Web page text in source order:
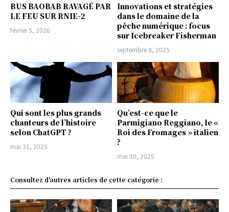
BUS BAOBAB RAVAGÉ PAR
LE FEU SUR RNIE-2
février 5, 2026
Innovations et stratégies
dans le domaine de la
pêche numérique : focus
sur Icebreaker Fisherman
septembre 8, 2025
Qui sont les plus grands
chanteurs de l’histoire
selon ChatGPT ?
mai 31, 2025
Qu’est-ce que le
Parmigiano Reggiano, le «
Roi des Fromages » italien
?
mai 30, 2025
Consultez d'autres articles de cette catégorie :